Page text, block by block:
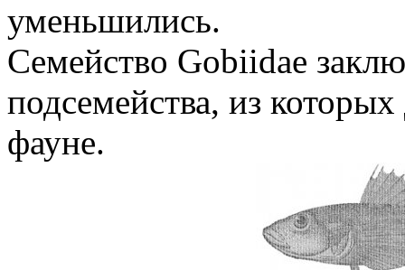
уменьшились.
Семейство Gobiidae
подсемейства, из
фауне.